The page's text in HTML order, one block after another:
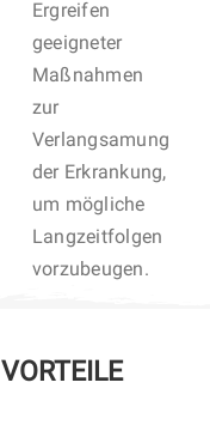
Ergreifen
geeigneter
Maßnahmen
zur
Verlangsamung
der Erkrankung,
um mögliche
Langzeitfolgen
vorzubeugen.
VORTEILE